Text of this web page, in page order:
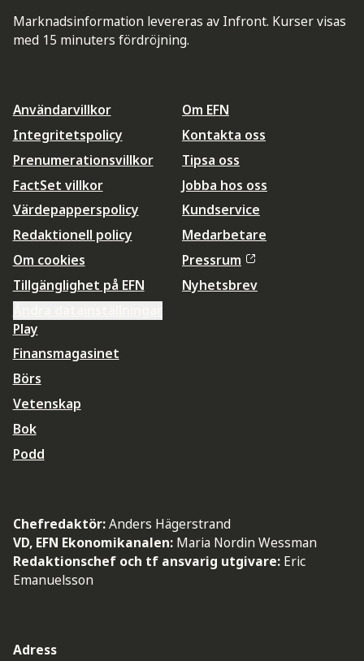
Marknadsinformation levereras av Infront. Kurser visas
med 15 minuters fördröjning.
Användarvillkor
Integritetspolicy
Prenumerationsvillkor
FactSet villkor
Värdepapperspolicy
Redaktionell policy
Om cookies
Tillgänglighet på EFN
Om EFN
Kontakta oss
Tipsa oss
Jobba hos oss
Kundservice
Medarbetare
Pressrum
Nyhetsbrev
Play
Finansmagasinet
Börs
Vetenskap
Bok
Podd
Chefredaktör:Anders Hägerstrand
VD, EFN Ekonomikanalen: Maria Nordin Wessman
Redaktionschef och tf ansvarig utgivare: Eric
Emanuelsson
Adress